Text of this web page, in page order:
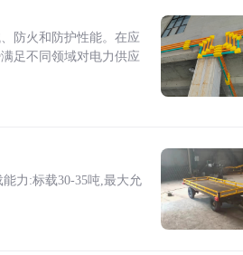
防火和防护性能。在应
足不同领域对电力供应
力:标载30-35吨,最大允